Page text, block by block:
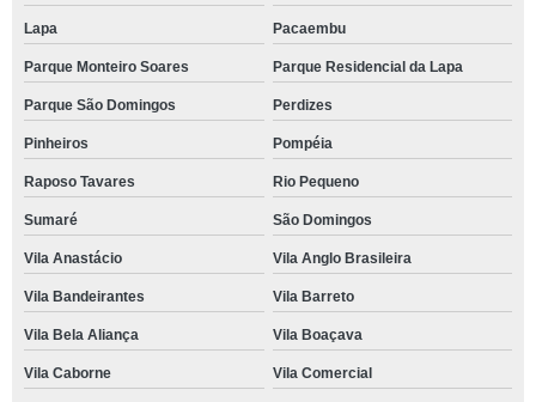
Lapa Pacaembu
Parque Monteiro Soares Parque Residencial da Lapa
Parque São Domingos Perdizes
Pinheiros Pompéia
Raposo Tavares Rio Pequeno
Sumaré São Domingos
Vila Anastácio Vila Anglo Brasileira
Vila Bandeirantes Vila Barreto
Vila Bela Aliança Vila Boaçava
Vila Caborne Vila Comercial